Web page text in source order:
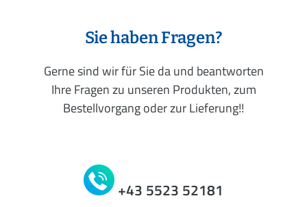
Sie haben Fragen?
Gerne sind wir für Sie da und beantworten
Ihre Fragen zu unseren Produkten, zum
Bestellvorgang oder zur Lieferung!!
+43 5523 52181